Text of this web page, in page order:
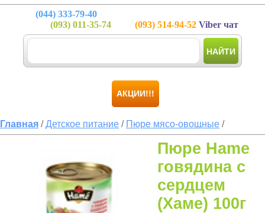
(044) 333-79-40
(093) 011-35-74 (093) 514-94-52 Viber чат
НАЙТИ
АКЦИИ!!!
Главная /Детское питание / Пюре мясо-овощные /
Пюре Hame
говядина с
сердцем
(Хаме) 100г